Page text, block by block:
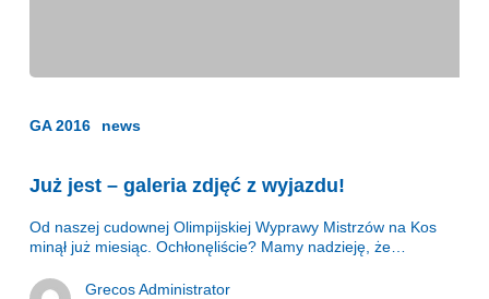
–
z
GA 2016 news
Już jest – galeria zdjęć z wyjazdu!
Od naszej cudownej Olimpijskiej Wyprawy Mistrzów na Kos
minął już miesiąc. Ochłonęliście? Mamy nadzieję, że…
Grecos Administrator